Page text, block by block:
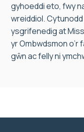
gyhoeddi eto, fwy
wreiddiol.
ysgrifenedig at
yr Ombwdsmon o’r
gŵn ac felly ni